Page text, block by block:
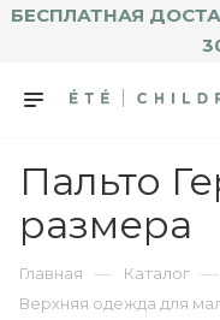
БЕСПЛАТНАЯ
Пальто
размера
Главная — Каталог —
Верхняя одежда для